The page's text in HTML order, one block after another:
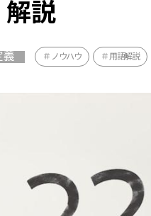
解説
義 ノウハウ 用語解説